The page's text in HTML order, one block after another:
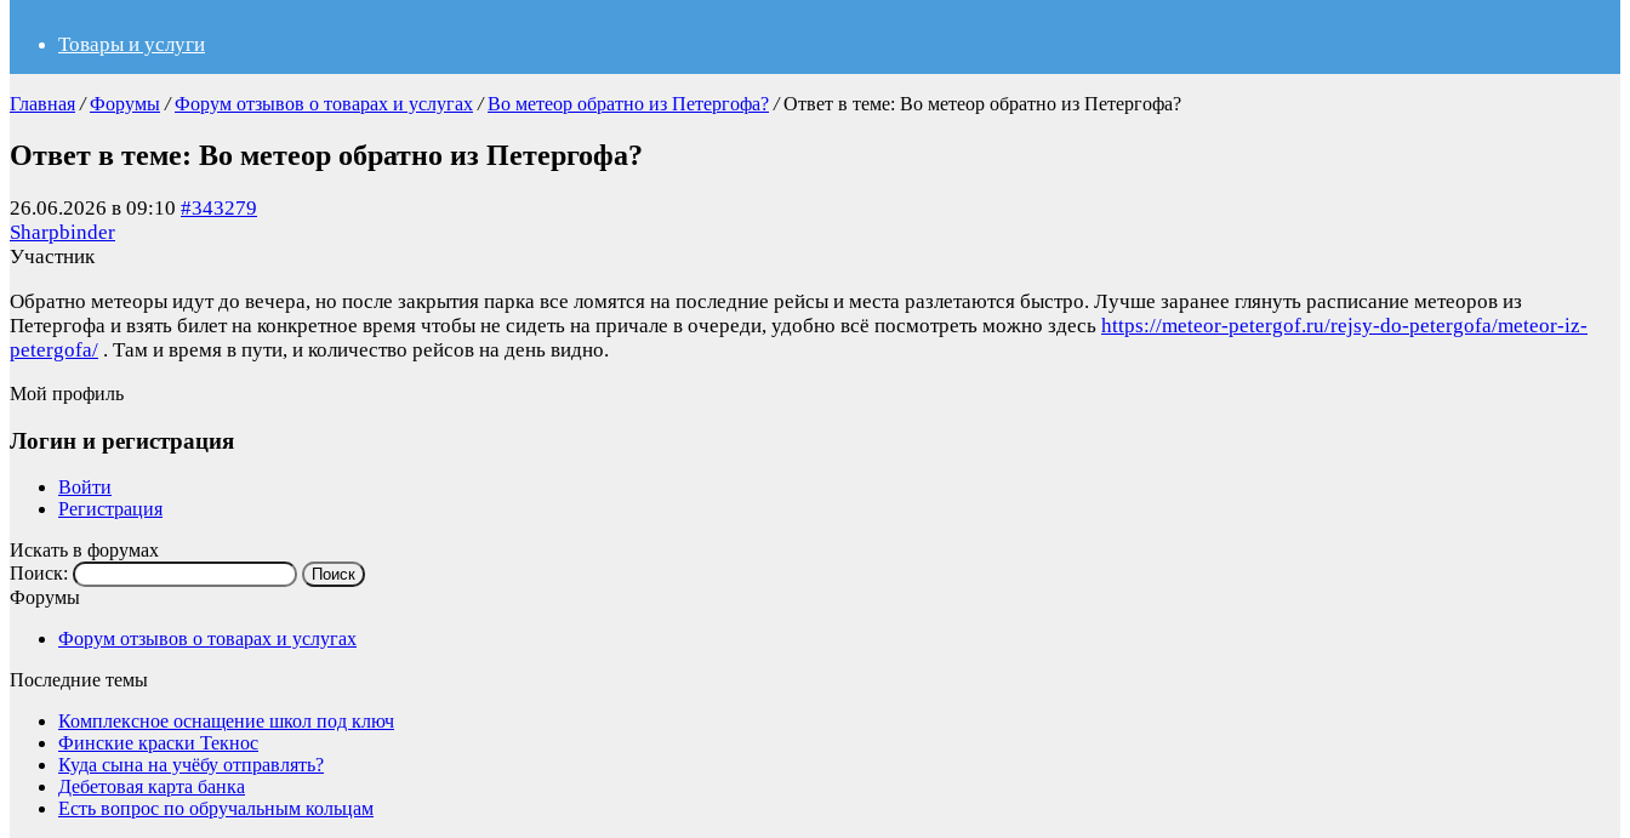
Товары и услуги
Главная / Форумы / Форум отзывов о товарах и услугах / Во метеор обратно из Петергофа? / Ответ в теме: Во метеор обратно из Петергофа?
Ответ в теме: Во метеор обратно из Петергофа?
26.06.2026 в 09:10 #343279
Sharpbinder
Участник
Обратно метеоры идут до вечера, но после закрытия парка все ломятся на последние рейсы и места разлетаются быстро. Лучше заранее глянуть расписание метеоров из
Петергофа и взять билет на конкретное время чтобы не сидеть на причале в очереди, удобно всё посмотреть можно здесь https://meteor-petergof.ru/rejsy-do-petergofa/meteor-iz-
petergofa/ . Там и время в пути, и количество рейсов на день видно.
Мой профиль
Логин и регистрация
Войти
Регистрация
Искать в форумах
Поиск:
Форумы
Форум отзывов о товарах и услугах
Последние темы
Комплексное оснащение школ под ключ
Финские краски Текнос
Куда сына на учёбу отправлять?
Дебетовая карта банка
Есть вопрос по обручальным кольцам